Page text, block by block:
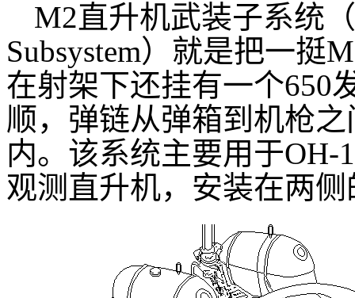
M2直升机武装子系统
Subsystem）就是把一挺
在射架下还挂有一个650
顺，弹链从弹箱到机枪
内。该系统主要用于OH-
观测直升机，安装在两